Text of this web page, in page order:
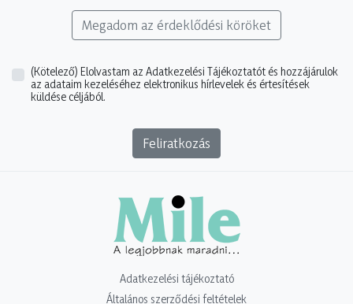
Megadom az érdeklődési köröket
(Kötelező) Elolvastam az Adatkezelési Tájékoztatót és hozzájárulok
az adataim kezeléséhez elektronikus hírlevelek és értesítések
küldése céljából.
Feliratkozás
Adatkezelési tájékoztató
Általános szerződési feltételek